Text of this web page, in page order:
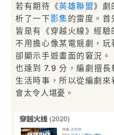
若有期待《英雄聯盟》劇
析了一下影集的雷度。首
皆是有《穿越火線》經
不用擔心像某電競劇，
卻顯示手遊畫面的窘況
也達到 7.9 分，編劇擅
生活時事，所以從編劇
會太令人堪憂。